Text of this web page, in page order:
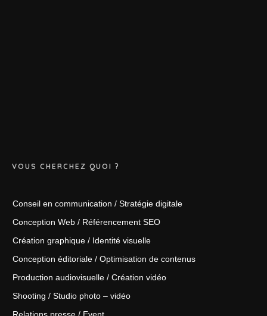
VOUS CHERCHEZ QUOI ?
Conseil en communication / Stratégie digitale
Conception Web / Référencement SEO
Création graphique / Identité visuelle
Conception éditoriale / Optimisation de contenus
Production audiovisuelle / Création vidéo
Shooting / Studio photo – vidéo